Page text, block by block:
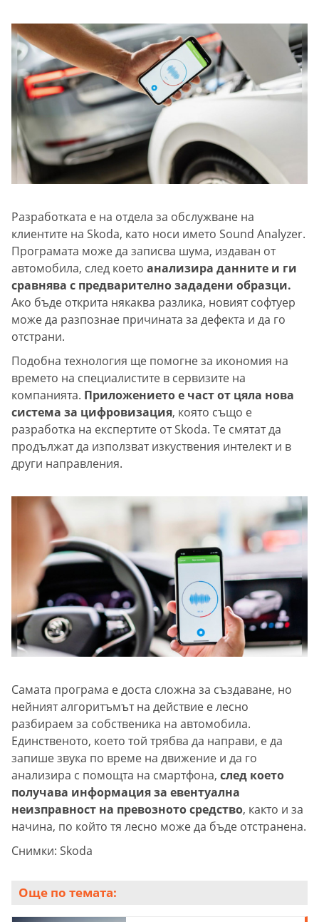
Разработката е на отдела за обслужване на
клиентите на Skoda, като носи името Sound Analyzer.
Програмата може да записва шума, издаван от
автомобила, след което анализира данните и ги
сравнява с предварително зададени образци.
Ако бъде открита някаква разлика, новият софтуер
може да разпознае причината за дефекта и да го
отстрани.
Подобна технология ще помогне за икономия на
времето на специалистите в сервизите на
компанията. Приложението е част от цяла нова
система за цифровизация, която също е
разработка на експертите от Skoda. Те смятат да
продължат да използват изкуствения интелект и в
други направления.
Самата програма е доста сложна за създаване, но
нейният алгоритъмът на действие е лесно
разбираем за собственика на автомобила.
Единственото, което той трябва да направи, е да
запише звука по време на движение и да го
анализира с помощта на смартфона, след което
получава информация за евентуална
неизправност на превозното средство, както и за
начина, по който тя лесно може да бъде отстранена.
Снимки: Skoda
Още по темата: